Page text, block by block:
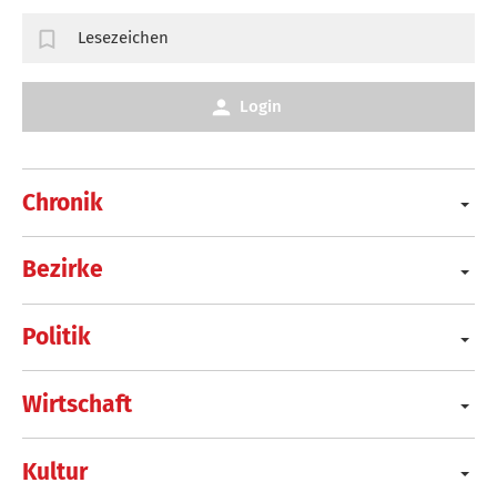
Chronik
Bezirke
Politik
Wirtschaft
Kultur
Lesezeichen
Login